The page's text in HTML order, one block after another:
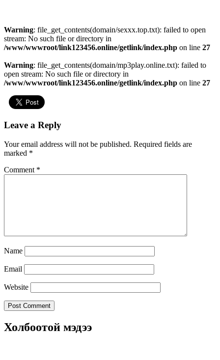
Warning: file_get_contents(domain/sexxx.top.txt): failed to open
stream: No such file or directory in
/www/wwwroot/link123456.online/getlink/index.php on line 27
Warning: file_get_contents(domain/mp3play.online.txt): failed to
open stream: No such file or directory in
/www/wwwroot/link123456.online/getlink/index.php on line 27
Leave a Reply
Your email address will not be published. Required fields are
marked *
Comment *
Name
Email
Website
Холбоотой мэдээ